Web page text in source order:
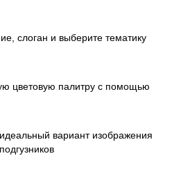
слоган и выберите тематику
цветовую палитру с помощью
вариант изображения